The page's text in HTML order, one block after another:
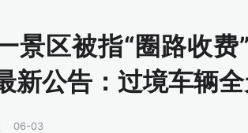
景区被指“圈路收
新公告：过境车辆
06-03